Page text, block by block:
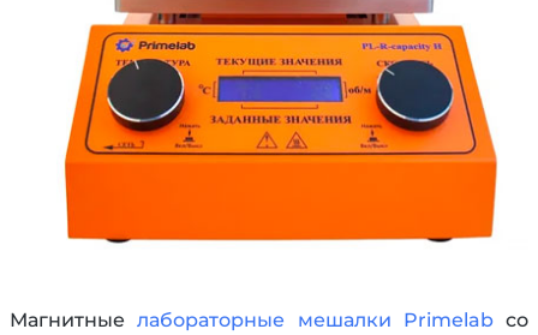
Магнитныелабораторные мешалки Primelabсо